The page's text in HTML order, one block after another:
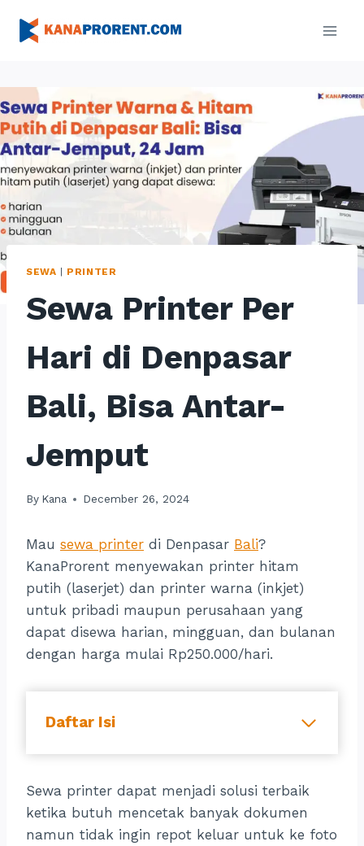
SEWA | PRINTER
Sewa Printer Per
Hari di Denpasar
Bali, Bisa Antar-
Jemput
By Kana December 26, 2024
Mau sewa printer di Denpasar Bali?
KanaProrent menyewakan printer hitam
putih (laserjet) dan printer warna (inkjet)
untuk pribadi maupun perusahaan yang
dapat disewa harian, mingguan, dan bulanan
dengan harga mulai Rp250.000/hari.
Daftar Isi
Sewa printer dapat menjadi solusi terbaik
ketika butuh mencetak banyak dokumen
namun tidak ingin repot keluar untuk ke foto